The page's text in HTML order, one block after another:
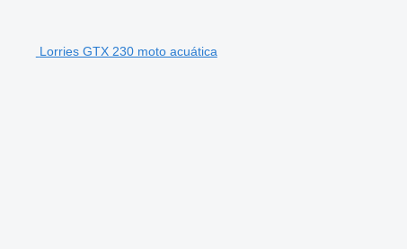
Lorries GTX 230 moto acuática